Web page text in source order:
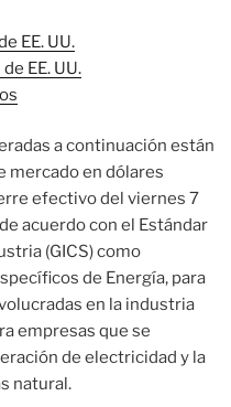
EE. UU.
EE. UU.
a continuación están
mercado en dólares
efectivo del viernes 7
acuerdo con el Estándar
(GICS) como
de Energía, para
en la industria
empresas que se
de electricidad y la
natural.